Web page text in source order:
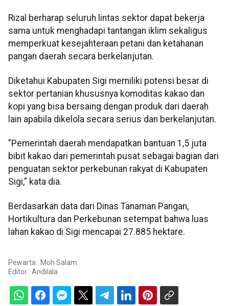
Rizal berharap seluruh lintas sektor dapat bekerja
sama untuk menghadapi tantangan iklim sekaligus
memperkuat kesejahteraan petani dan ketahanan
pangan daerah secara berkelanjutan.
Diketahui Kabupaten Sigi memiliki potensi besar di
sektor pertanian khususnya komoditas kakao dan
kopi yang bisa bersaing dengan produk dari daerah
lain apabila dikelola secara serius dan berkelanjutan.
"Pemerintah daerah mendapatkan bantuan 1,5 juta
bibit kakao dari pemerintah pusat sebagai bagian dari
penguatan sektor perkebunan rakyat di Kabupaten
Sigi," kata dia.
Berdasarkan data dari Dinas Tanaman Pangan,
Hortikultura dan Perkebunan setempat bahwa luas
lahan kakao di Sigi mencapai 27.885 hektare.
Pewarta : Moh Salam
Editor : Andilala